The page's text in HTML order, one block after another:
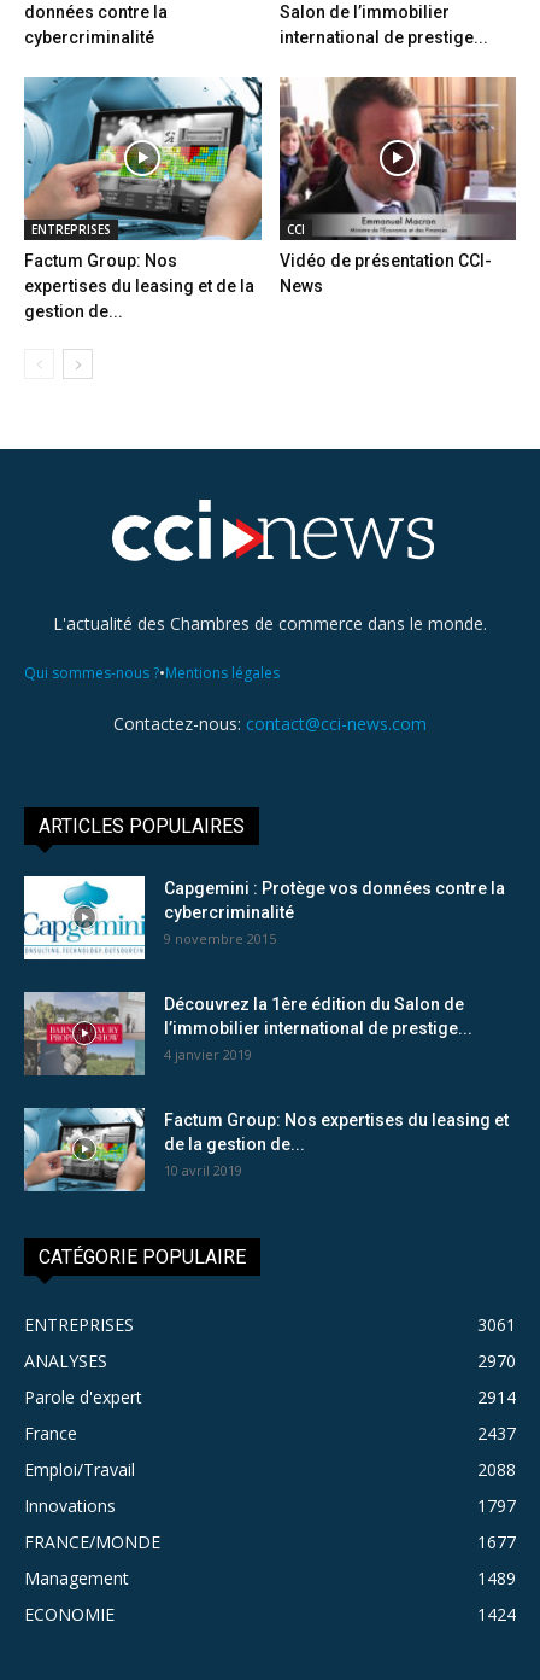
données contre la
cybercriminalité
Salon de l’immobilier
international de prestige...
ENTREPRISES
Factum Group: Nos
expertises du leasing et de la
gestion de...
CCI
Vidéo de présentation CCI-
News
L'actualité des Chambres de commerce dans le monde.
Qui sommes-nous ?•Mentions légales
Contactez-nous: contact@cci-news.com
ARTICLES POPULAIRES
Capgemini : Protège vos données contre la
cybercriminalité
9 novembre 2015
Découvrez la 1ère édition du Salon de
l’immobilier international de prestige...
4 janvier 2019
Factum Group: Nos expertises du leasing et
de la gestion de...
10 avril 2019
CATÉGORIE POPULAIRE
ENTREPRISES
3061
ANALYSES
2970
Parole d'expert
2914
France
2437
Emploi/Travail
2088
Innovations
1797
FRANCE/MONDE
1677
Management
1489
ECONOMIE
1424